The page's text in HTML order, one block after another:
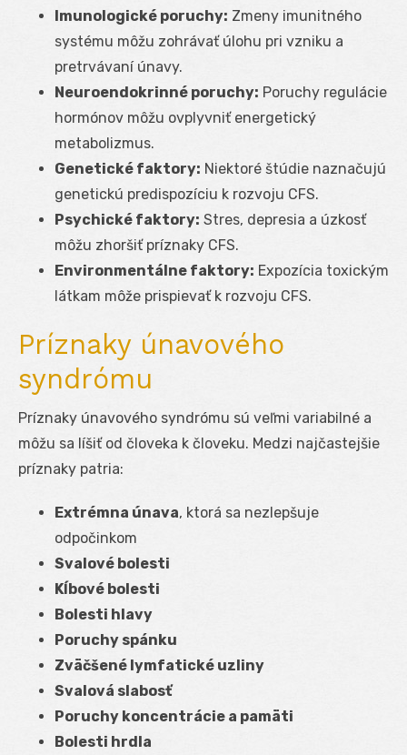
Imunologické poruchy: Zmeny imunitného
systému môžu zohrávať úlohu pri vzniku a
pretrvávaní únavy.
Neuroendokrinné poruchy: Poruchy regulácie
hormónov môžu ovplyvniť energetický
metabolizmus.
Genetické faktory: Niektoré štúdie naznačujú
genetickú predispozíciu k rozvoju CFS.
Psychické faktory: Stres, depresia a úzkosť
môžu zhoršiť príznaky CFS.
Environmentálne faktory: Expozícia toxickým
látkam môže prispievať k rozvoju CFS.
Príznaky únavového
syndrómu
Príznaky únavového syndrómu sú veľmi variabilné a
môžu sa líšiť od človeka k človeku. Medzi najčastejšie
príznaky patria:
Extrémna únava, ktorá sa nezlepšuje
odpočinkom
Svalové bolesti
Kĺbové bolesti
Bolesti hlavy
Poruchy spánku
Zväčšené lymfatické uzliny
Svalová slabosť
Poruchy koncentrácie a pamäti
Bolesti hrdla